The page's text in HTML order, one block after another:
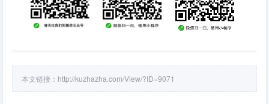
本文链接： http://kuzhazha.com/View/?ID=9071